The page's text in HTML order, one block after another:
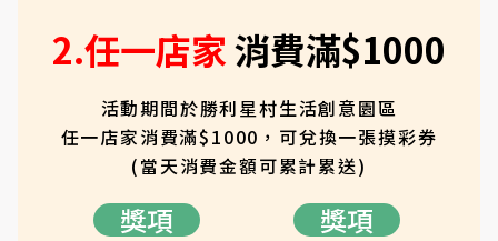
2.任一店家消費滿$1000
活動期間於勝利星村生活創意園區
任一店家消費滿$1000，可兌換一張摸彩券
(當天消費金額可累計累送)
獎項 獎項